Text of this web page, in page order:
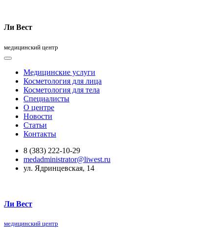
Ли Вест
медицинский центр
Медицинские услуги
Косметология для лица
Косметология для тела
Специалисты
О центре
Новости
Статьи
Контакты
8 (383) 222-10-29
medadministrator@liwest.ru
ул. Ядринцевская, 14
Ли Вест
медицинский центр